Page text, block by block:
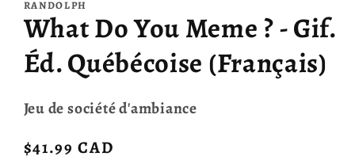
1
dans
une
fenêtre
modale
RANDOLPH
What Do You Meme ? - Gif.
Éd. Québécoise (Français)
Jeu de société d'ambiance
Prix
$41.99 CAD